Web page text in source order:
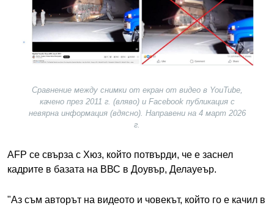
Сравнение между снимки от екран от видео в YouTube,
качено през 2011 г. (вляво) и Facebook публикация с
невярна информация (вдясно). Направени на 4 март 2026
г.
AFP се свърза с Хюз, който потвърди, че е заснел
кадрите в базата на ВВС в Доувър, Делауеър.
"Аз съм авторът на видеото и човекът, който го е качил в